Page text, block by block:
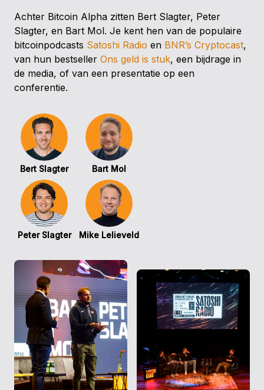
Achter Bitcoin Alpha zitten Bert Slagter, Peter
Slagter, en Bart Mol. Je kent hen van de populaire
bitcoinpodcasts Satoshi Radio en BNR’s Cryptocast,
van hun bestseller Ons geld is stuk, een bijdrage in
de media, of van een presentatie op een
conferentie.
Bert Slagter Bart Mol
Peter Slagter Mike Lelieveld